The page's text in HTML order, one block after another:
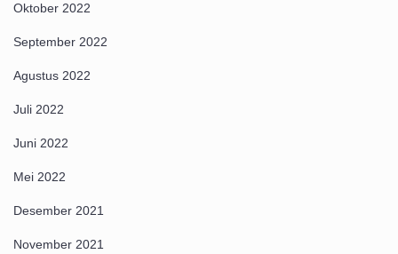
Oktober 2022
September 2022
Agustus 2022
Juli 2022
Juni 2022
Mei 2022
Desember 2021
November 2021